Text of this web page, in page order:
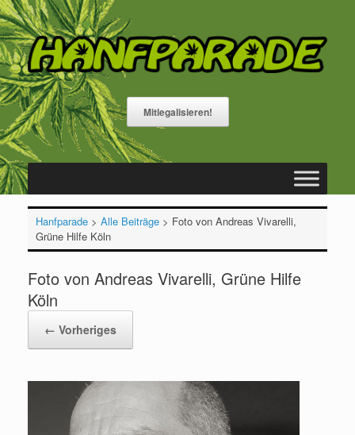
Zum
Inhalt
springen
Mitlegalisieren!
Hanfparade> Alle Beiträge> Foto von Andreas Vivarelli,
Grüne Hilfe Köln
Foto von Andreas Vivarelli, Grüne Hilfe
Köln
← Vorheriges